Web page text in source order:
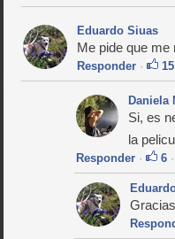
Eduardo Siuas
Me pide que me
Responder · 15
Daniela
Si, es
la
Responder · 6 ·